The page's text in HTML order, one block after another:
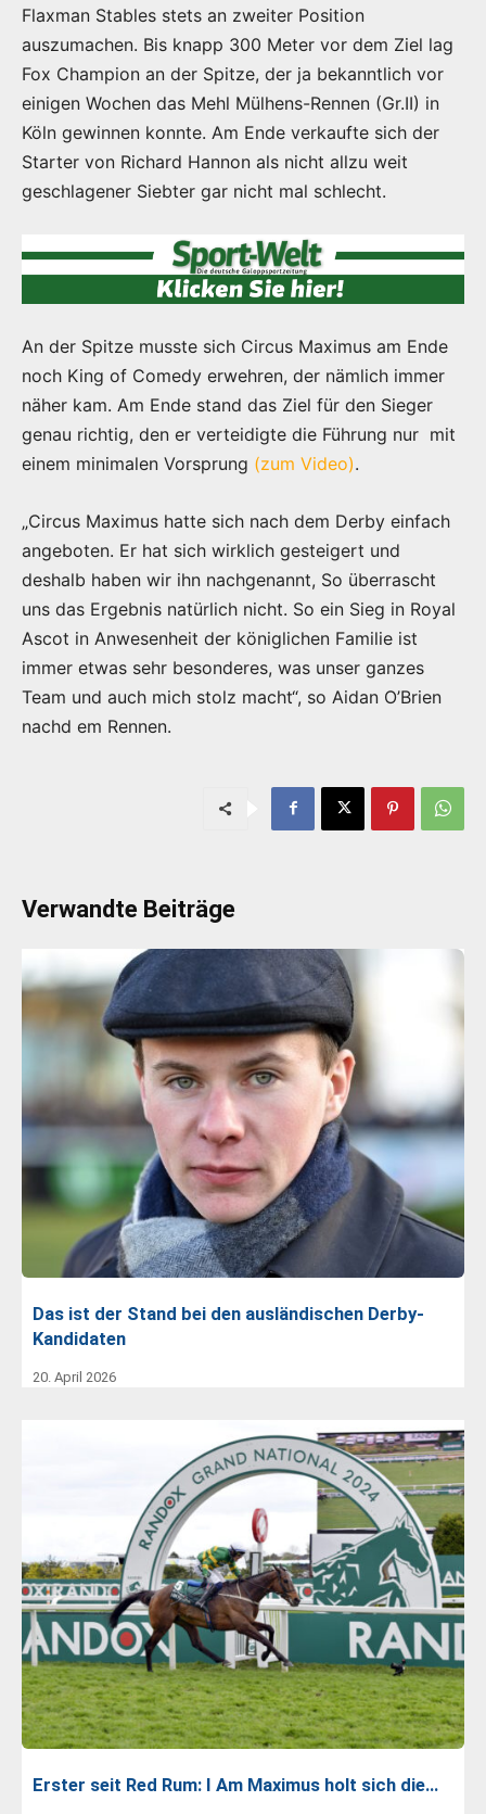
Flaxman Stables stets an zweiter Position
auszumachen. Bis knapp 300 Meter vor dem Ziel lag
Fox Champion an der Spitze, der ja bekanntlich vor
einigen Wochen das Mehl Mülhens-Rennen (Gr.II) in
Köln gewinnen konnte. Am Ende verkaufte sich der
Starter von Richard Hannon als nicht allzu weit
geschlagener Siebter gar nicht mal schlecht.
An der Spitze musste sich Circus Maximus am Ende
noch King of Comedy erwehren, der nämlich immer
näher kam. Am Ende stand das Ziel für den Sieger
genau richtig, den er verteidigte die Führung nur mit
einem minimalen Vorsprung (zum Video).
„Circus Maximus hatte sich nach dem Derby einfach
angeboten. Er hat sich wirklich gesteigert und
deshalb haben wir ihn nachgenannt, So überrascht
uns das Ergebnis natürlich nicht. So ein Sieg in Royal
Ascot in Anwesenheit der königlichen Familie ist
immer etwas sehr besonderes, was unser ganzes
Team und auch mich stolz macht“, so Aidan O’Brien
nachd em Rennen.
Verwandte Beiträge
Das ist der Stand bei den ausländischen Derby-
Kandidaten
20. April 2026
Erster seit Red Rum: I Am Maximus holt sich die…